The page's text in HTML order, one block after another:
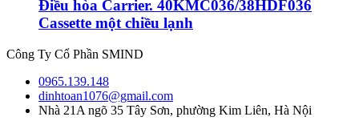
Điều hòa Carrier. 40KMC036/38HDF036
Cassette một chiều lạnh
Công Ty Cổ Phần SMIND
0965.139.148
dinhtoan1076@gmail.com
Nhà 21A ngõ 35 Tây Sơn, phường Kim Liên, Hà Nội